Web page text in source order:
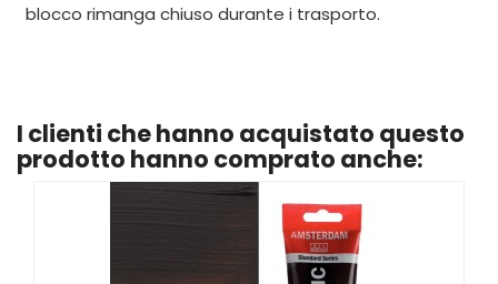
blocco rimanga chiuso durante i trasporto.
I clienti che hanno acquistato questo
prodotto hanno comprato anche: